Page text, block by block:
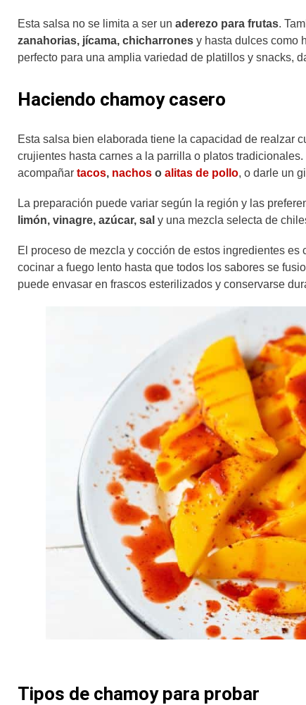
Esta salsa no se limita a ser un aderezo para frutas.
zanahorias, jícama, chicharrones y hasta dulces como
perfecto para una amplia variedad de platillos y snacks,
Haciendo chamoy casero
Esta salsa bien elaborada tiene la capacidad de realzar
crujientes hasta carnes a la parrilla o platos
acompañar tacos, nachos o alitas de pollo, o darle un
La preparación puede variar según la región y las
limón, vinagre, azúcar, sal y una mezcla selecta de
El proceso de mezcla y cocción de estos ingredientes
cocinar a fuego lento hasta que todos los sabores se
puede envasar en frascos esterilizados y conservarse
Tipos de chamoy para probar